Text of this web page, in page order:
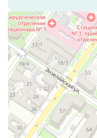
У Кремля
Гостиница в Астрахани